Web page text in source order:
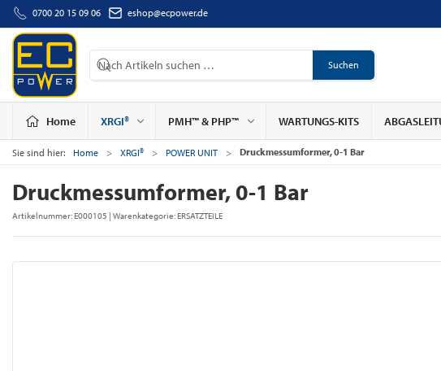
0700 20 15 09 06 eshop@ecpower.de
Suchen
Home XRGI® PMH™ & PHP™ WARTUNGS-KITS
Sie sind hier: Home XRGI® POWER UNIT Druckmessumformer, 0-1 Bar
Druckmessumformer, 0-1 Bar
Artikelnummer:E000105 | Warenkategorie:ERSATZTEILE